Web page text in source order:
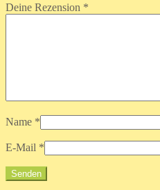
Deine Rezension *
Name *
E-Mail *